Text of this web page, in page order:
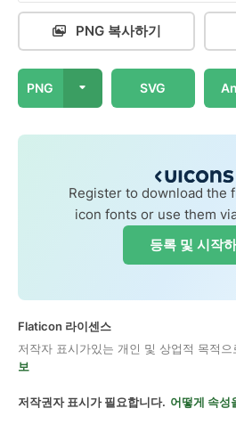
PNG 복사하기
PNG SVG
Register to download the
icon fonts or use them
등록 및 시작
Flaticon 라이센스
저작자 표시가있는 개인 및 상업적 목적으
보
저작권자 표시가 필요합니다. 어떻게 속성